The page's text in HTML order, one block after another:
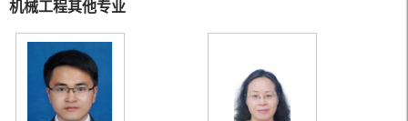
机械工程其他专业